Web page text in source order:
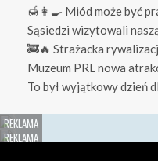
🍯👩‍🍳 Miód może być
Sąsiedzi wizytowali
🚒🔥 Strażacka
Muzeum PRL nowa
To był wyjątkowy dzień